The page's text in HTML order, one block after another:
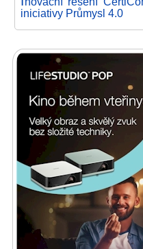
iniciativy Průmysl 4.0